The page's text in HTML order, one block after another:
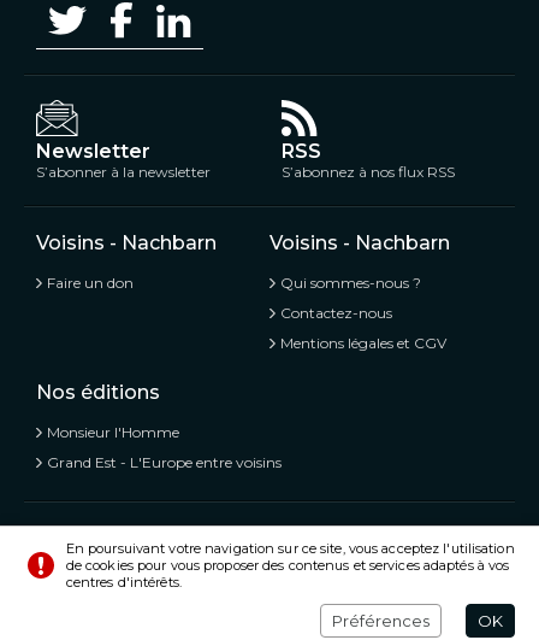
Newsletter
S’abonner à la newsletter
RSS
S’abonnez à nos flux RSS
Voisins - Nachbarn
Faire un don
Voisins - Nachbarn
Qui sommes-nous ?
Contactez-nous
Mentions légales et CGV
Nos éditions
Monsieur l'Homme
Grand Est - L'Europe entre voisins
Voisins - Nachbarn, L’information libre et mitoyenne
© Tous droits réservés 2020 - 2026
En poursuivant votre navigation sur ce site, vous acceptez l'utilisation
de cookies pour vous proposer des contenus et services adaptés à vos
centres d'intérêts.
Préférences OK